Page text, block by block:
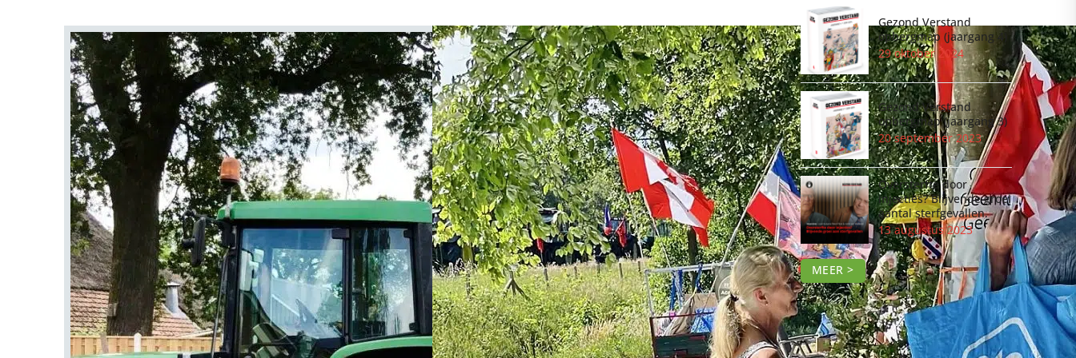
Gezond Verstand
opbergmap (jaargang 4)
29 oktober 2024
Gezond Verstand
opbergmap (jaargang 3)
20 september 2023
Oversterfte door
injecties? Blijvende groei
aantal sterfgevallen.
13 augustus 2023
MEER >